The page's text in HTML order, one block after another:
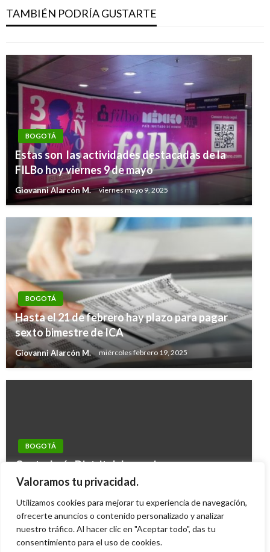
Valoramos tu privacidad.
Utilizamos cookies para mejorar tu experiencia de navegación,
ofrecerte anuncios o contenido personalizado y analizar
nuestro tráfico. Al hacer clic en "Aceptar todo", das tu
consentimiento para el uso de cookies.
TAMBIÉN PODRÍA GUSTARTE
Centro de Bogotá
Andres Felipe Gama martes octubre 4, 2016
BOGOTÁ
Estas son las actividades destacadas de la
FILBo hoy viernes 9 de mayo
Giovanni Alarcón M. viernes mayo 9, 2025
BOGOTÁ
Hasta el 21 de febrero hay plazo para pagar
sexto bimestre de ICA
Giovanni Alarcón M. miércoles febrero 19, 2025
BOGOTÁ
Contraloría Distrital denuncia que
parqueaderos siguen cobrando por encima de
Henry Castro miércoles octubre 28, 2009